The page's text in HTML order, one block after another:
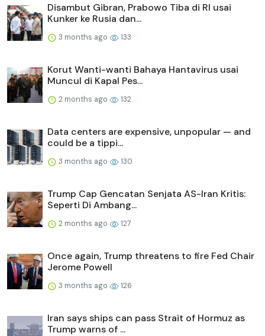
Disambut Gibran, Prabowo Tiba di RI usai
Kunker ke Rusia dan...
3 months ago 133
Korut Wanti-wanti Bahaya Hantavirus usai
Muncul di Kapal Pes...
2 months ago 132
Data centers are expensive, unpopular — and
could be a tippi...
3 months ago 130
Trump Cap Gencatan Senjata AS-Iran Kritis:
Seperti Di Ambang...
2 months ago 127
Once again, Trump threatens to fire Fed Chair
Jerome Powell
3 months ago 126
Iran says ships can pass Strait of Hormuz as
Trump warns of ...